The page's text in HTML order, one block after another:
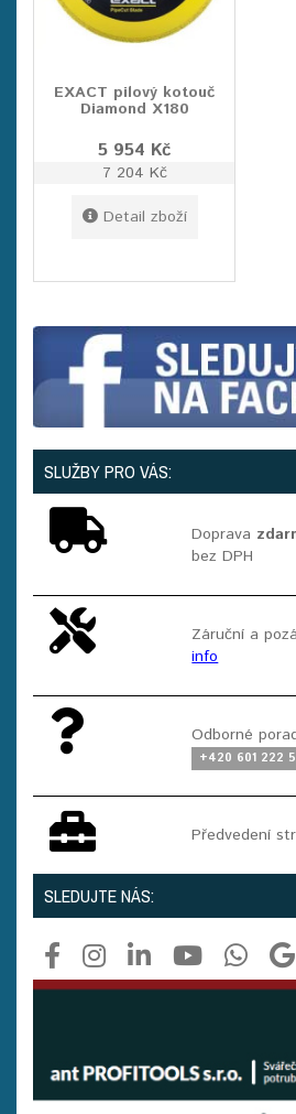
EXACT pilový kotouč
Diamond X180
5 954 Kč
7 204 Kč
Detail zboží
SLUŽBY PRO VÁS:
Doprava
bez DPH
Záruční a
info
Odborné
+420 601 222
Předvedení
SLEDUJTE NÁS: